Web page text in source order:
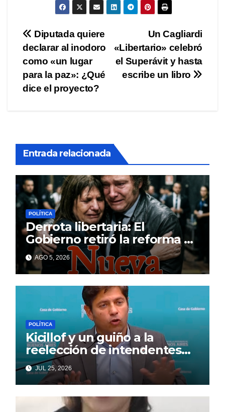
Navegación
de
entradas
Un Cagliardi
«Libertario» celebró
el Superávit y hasta
escribe un libro
Diputada quiere
declarar al inodoro
como «un lugar
para la paz»: ¿Qué
dice el proyecto?
Entrada relacionada
POLÍTICA
Derrota libertaria: El
Gobierno retiró la reforma a
la Ley de Tierras en el
Senado
AGO 5, 2026
POLÍTICA
Kicillof y un guiño a la
reelección de intendentes
que Cagliardi espera ansioso
JUL 25, 2026